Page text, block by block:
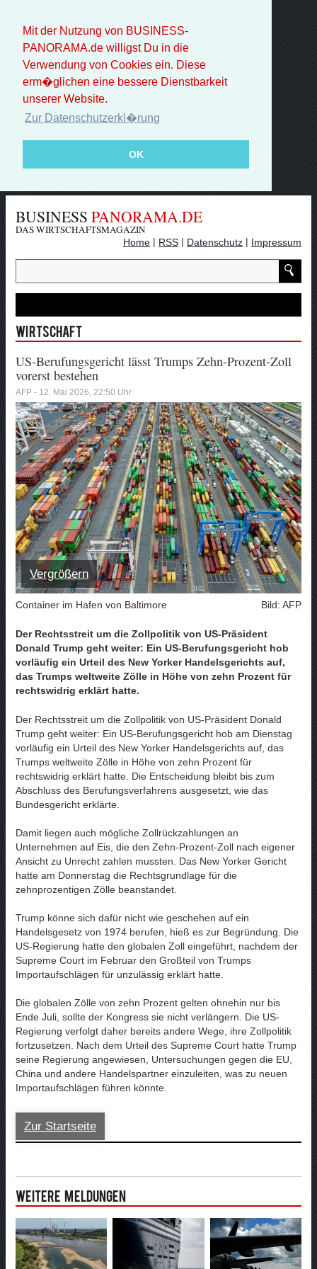
Mit der Nutzung von BUSINESS-
PANORAMA.de willigst Du in die
Verwendung von Cookies ein. Diese
erm�glichen eine bessere Dienstbarkeit
unserer Website.
Zur Datenschutzerkl�rung
OK
BUSINESS PANORAMA.DE
DAS WIRTSCHAFTSMAGAZIN
Home | RSS | Datenschutz | Impressum
Wirtschaft
US-Berufungsgericht lässt Trumps Zehn-Prozent-Zoll
vorerst bestehen
AFP - 12. Mai 2026, 22:50 Uhr
Vergrößern
Container im Hafen von Baltimore Bild: AFP
Der Rechtsstreit um die Zollpolitik von US-Präsident
Donald Trump geht weiter: Ein US-Berufungsgericht hob
vorläufig ein Urteil des New Yorker Handelsgerichts auf,
das Trumps weltweite Zölle in Höhe von zehn Prozent für
rechtswidrig erklärt hatte.
Der Rechtsstreit um die Zollpolitik von US-Präsident Donald
Trump geht weiter: Ein US-Berufungsgericht hob am Dienstag
vorläufig ein Urteil des New Yorker Handelsgerichts auf, das
Trumps weltweite Zölle in Höhe von zehn Prozent für
rechtswidrig erklärt hatte. Die Entscheidung bleibt bis zum
Abschluss des Berufungsverfahrens ausgesetzt, wie das
Bundesgericht erklärte.
Damit liegen auch mögliche Zollrückzahlungen an
Unternehmen auf Eis, die den Zehn-Prozent-Zoll nach eigener
Ansicht zu Unrecht zahlen mussten. Das New Yorker Gericht
hatte am Donnerstag die Rechtsgrundlage für die
zehnprozentigen Zölle beanstandet.
Trump könne sich dafür nicht wie geschehen auf ein
Handelsgesetz von 1974 berufen, hieß es zur Begründung. Die
US-Regierung hatte den globalen Zoll eingeführt, nachdem der
Supreme Court im Februar den Großteil von Trumps
Importaufschlägen für unzulässig erklärt hatte.
Die globalen Zölle von zehn Prozent gelten ohnehin nur bis
Ende Juli, sollte der Kongress sie nicht verlängern. Die US-
Regierung verfolgt daher bereits andere Wege, ihre Zollpolitik
fortzusetzen. Nach dem Urteil des Supreme Court hatte Trump
seine Regierung angewiesen, Untersuchungen gegen die EU,
China und andere Handelspartner einzuleiten, was zu neuen
Importaufschlägen führen könnte.
Zur Startseite
Weitere Meldungen